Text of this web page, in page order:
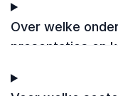
Over welke
presentaties en